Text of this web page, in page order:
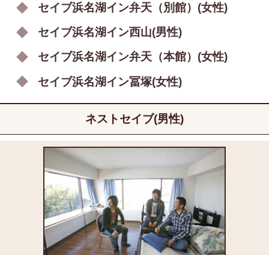
セイブ浜名湖イン弁天（別館）(女性)
セイブ浜名湖イン西山(男性)
セイブ浜名湖イン弁天（本館）(女性)
セイブ浜名湖イン冨塚(女性)
ネストセイブ(男性)